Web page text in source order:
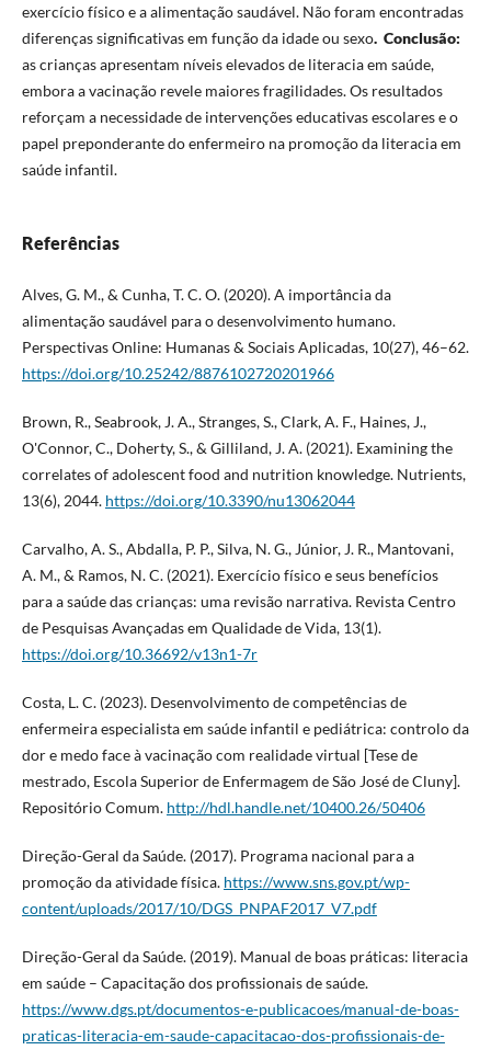
exercício físico e a alimentação saudável. Não foram encontradas
diferenças significativas em função da idade ou sexo. Conclusão:
as crianças apresentam níveis elevados de literacia em saúde,
embora a vacinação revele maiores fragilidades. Os resultados
reforçam a necessidade de intervenções educativas escolares e o
papel preponderante do enfermeiro na promoção da literacia em
saúde infantil.
Referências
Alves, G. M., & Cunha, T. C. O. (2020). A importância da
alimentação saudável para o desenvolvimento humano.
Perspectivas Online: Humanas & Sociais Aplicadas, 10(27), 46–62.
https://doi.org/10.25242/8876102720201966
Brown, R., Seabrook, J. A., Stranges, S., Clark, A. F., Haines, J.,
O'Connor, C., Doherty, S., & Gilliland, J. A. (2021). Examining the
correlates of adolescent food and nutrition knowledge. Nutrients,
13(6), 2044. https://doi.org/10.3390/nu13062044
Carvalho, A. S., Abdalla, P. P., Silva, N. G., Júnior, J. R., Mantovani,
A. M., & Ramos, N. C. (2021). Exercício físico e seus benefícios
para a saúde das crianças: uma revisão narrativa. Revista Centro
de Pesquisas Avançadas em Qualidade de Vida, 13(1).
https://doi.org/10.36692/v13n1-7r
Costa, L. C. (2023). Desenvolvimento de competências de
enfermeira especialista em saúde infantil e pediátrica: controlo da
dor e medo face à vacinação com realidade virtual [Tese de
mestrado, Escola Superior de Enfermagem de São José de Cluny].
Repositório Comum. http://hdl.handle.net/10400.26/50406
Direção-Geral da Saúde. (2017). Programa nacional para a
promoção da atividade física. https://www.sns.gov.pt/wp-
content/uploads/2017/10/DGS_PNPAF2017_V7.pdf
Direção-Geral da Saúde. (2019). Manual de boas práticas: literacia
em saúde – Capacitação dos profissionais de saúde.
https://www.dgs.pt/documentos-e-publicacoes/manual-de-boas-
praticas-literacia-em-saude-capacitacao-dos-profissionais-de-